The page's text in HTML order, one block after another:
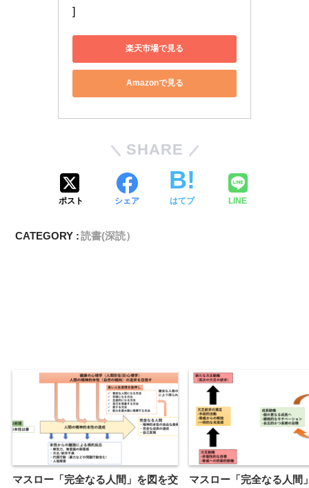
]
楽天市場で見る
Amazonで見る
SHARE
ポスト シェア はてブ LINE
CATEGORY :読書(深読）
マスロー「完全なる人間」を図を交
マスロー「完全なる人間